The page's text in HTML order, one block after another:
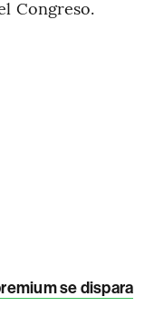
Congreso.
se dispara